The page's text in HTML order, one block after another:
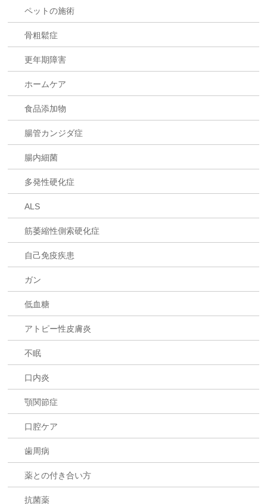
ペットの施術
骨粗鬆症
更年期障害
ホームケア
食品添加物
腸管カンジダ症
腸内細菌
多発性硬化症
ALS
筋萎縮性側索硬化症
自己免疫疾患
ガン
低血糖
アトピー性皮膚炎
不眠
口内炎
顎関節症
口腔ケア
歯周病
薬との付き合い方
抗菌薬